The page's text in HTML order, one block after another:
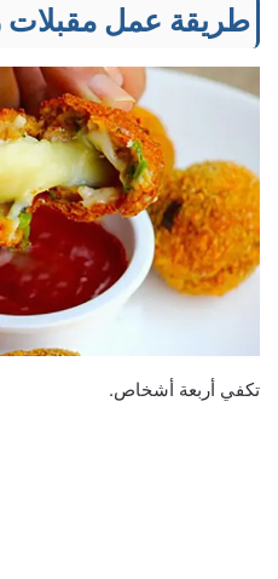
طريقة عمل مقبلات
تكفي أربعة أشخاص.